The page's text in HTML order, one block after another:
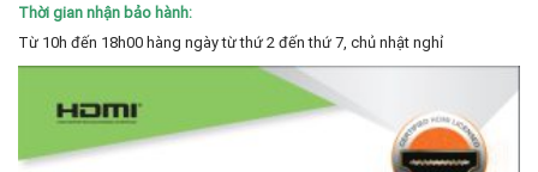
Thời gian nhận bảo hành:
Từ 10h đến 18h00 hàng ngày từ thứ 2 đến thứ 7, chủ nhật nghỉ